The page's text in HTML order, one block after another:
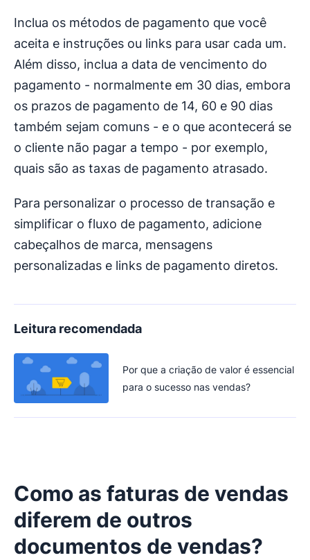
Inclua os métodos de pagamento que você
aceita e instruções ou links para usar cada um.
Além disso, inclua a data de vencimento do
pagamento - normalmente em 30 dias, embora
os prazos de pagamento de 14, 60 e 90 dias
também sejam comuns - e o que acontecerá se
o cliente não pagar a tempo - por exemplo,
quais são as taxas de pagamento atrasado.
Para personalizar o processo de transação e
simplificar o fluxo de pagamento, adicione
cabeçalhos de marca, mensagens
personalizadas e links de pagamento diretos.
Leitura recomendada
Por que a criação de valor é essencial
para o sucesso nas vendas?
Como as faturas de vendas
diferem de outros
documentos de vendas?